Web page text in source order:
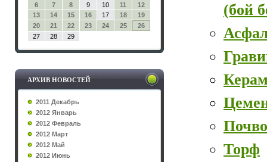
6
7 8 9 10 11
12
13
14 15 16 17 18
19
20
21 22 23 24 25
26
27
28 29
АРХИВ НОВОСТЕЙ
2011 Декабрь
2012 Январь
2012 Февраль
2012 Март
2012 Май
2012 Июнь
(бой
Торф